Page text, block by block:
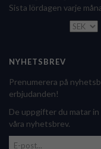
Sista lördagen varje
NYHETSBREV
Prenumerera på
erbjudanden!
De uppgifter du matar
våra nyhetsbrev.